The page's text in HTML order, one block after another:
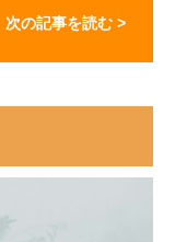
次の記事を読む >